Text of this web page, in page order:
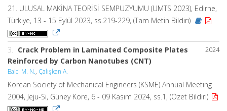
21. ULUSAL MAKİNA TEORİSİ SEMPUZYUMU (UMTS 2023), Edirne,
Türkiye, 13 - 15 Eylül 2023, ss.219-229, (Tam Metin Bildiri)
2024
3.
Crack Problem in Laminated Composite Plates
Reinforced by Carbon Nanotubes (CNT)
Balci M. N., Çalışkan A.
Korean Society of Mechanical Engineers (KSME) Annual Meeting
2004, Jeju-Si, Güney Kore, 6 - 09 Kasım 2024, ss.1, (Özet Bildiri)